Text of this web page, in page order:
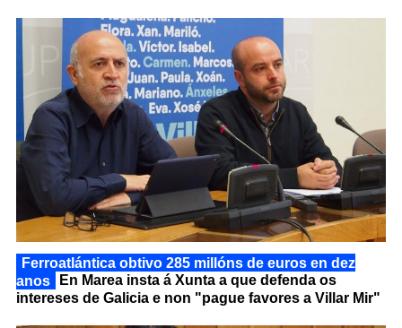
Ferroatlántica obtivo 285 millóns de euros en dez
anos
En Marea insta á Xunta a que defenda os
intereses de Galicia e non "pague favores a Villar Mir"